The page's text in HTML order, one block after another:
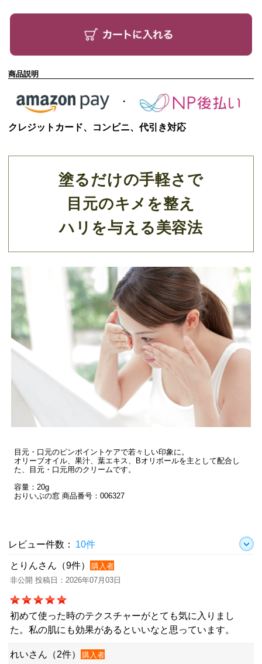
商品説明
クレジットカード、コンビニ、代引き対応
塗るだけの手軽さで
目元のキメを整え
ハリを与える美容法
目元・口元のピンポイントケアで若々しい印象に。
オリーブオイル、果汁、葉エキス、Bオリボールを主として配合し
た、目元・口元用のクリームです。
容量：20g
おりいぶの窓 商品番号：006327
レビュー件数： 10件
とりんさん（9件）
購入者
非公開 投稿日：2026年07月03日
初めて使った時のテクスチャーがとても気に入りまし
た。私の肌にも効果があるといいなと思っています。
れいさん（2件）
購入者